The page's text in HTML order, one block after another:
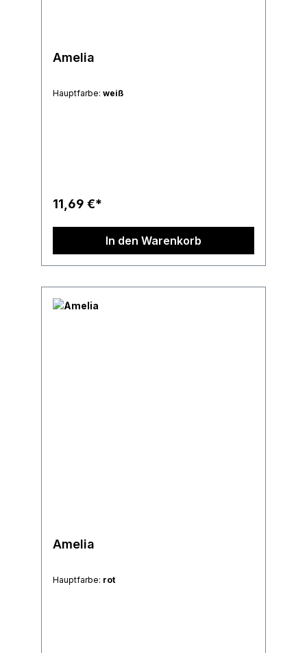
Amelia
Hauptfarbe: weiß
11,69 €*
In den Warenkorb
Amelia
Hauptfarbe: rot